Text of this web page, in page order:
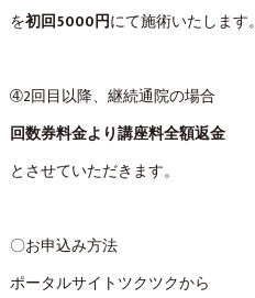
を初回5000円にて施術いたします。
➃2回目以降、継続通院の場合
回数券料金より講座料全額返金
とさせていただきます。
〇お申込み方法
ポータルサイトツクツクから